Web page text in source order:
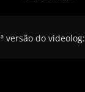
versão do videolog: